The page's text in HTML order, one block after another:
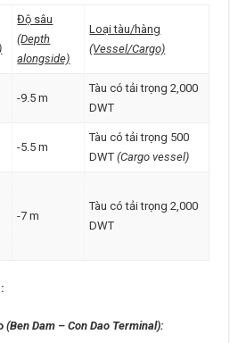
Độ sâu
(Depth
alongside)
Loại tàu/hàng
(Vessel/Cargo)
-9.5 m
Tàu có tải trọng 2,000
DWT
-5.5 m
Tàu có tải trọng 500
DWT(Cargo vessel)
-7 m
Tàu có tải trọng 2,000
DWT
(Ben Dam – Con Dao Terminal):